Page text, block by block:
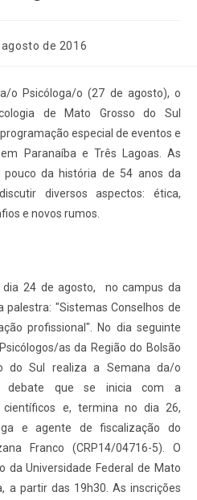
de 2016
o Psicóloga/o (27 de agosto), o
de Mato Grosso do Sul
especial de eventos e
Paranaíba e Três Lagoas. As
da história de 54 anos da
diversos aspectos: ética,
e novos rumos.
dia 24 de agosto, no campus da
palestra: "Sistemas Conselhos de
profissional". No dia seguinte
as da Região do Bolsão
do Sul realiza a Semana da/o
debate que se inicia com a
científicos e, termina no dia 26,
e agente de fiscalização do
Franco (CRP14/04716-5). O
da Universidade Federal de Mato
a partir das 19h30. As inscrições